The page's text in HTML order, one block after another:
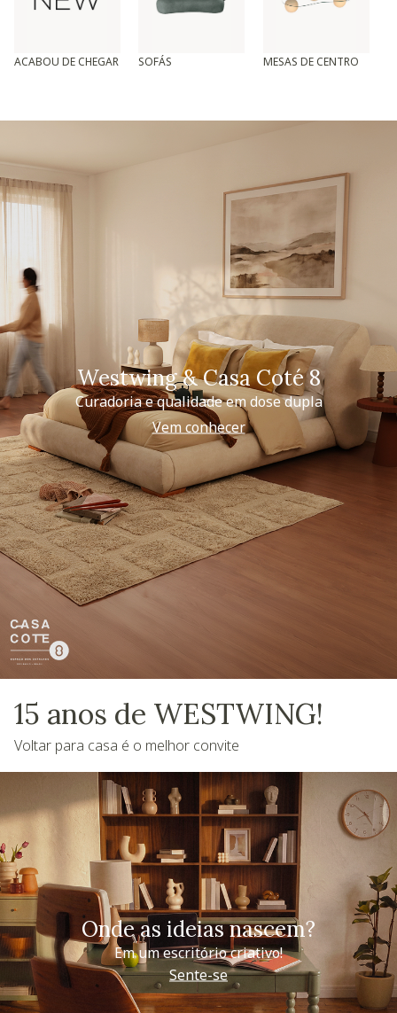
ACABOU DE CHEGAR SOFÁS MESAS DE CENTRO
Westwing & Casa Coté 8
Curadoria e qualidade em dose dupla
Vem conhecer
15 anos de WESTWING!
Voltar para casa é o melhor convite
Onde as ideias nascem?
Em um escritório criativo!
Sente-se